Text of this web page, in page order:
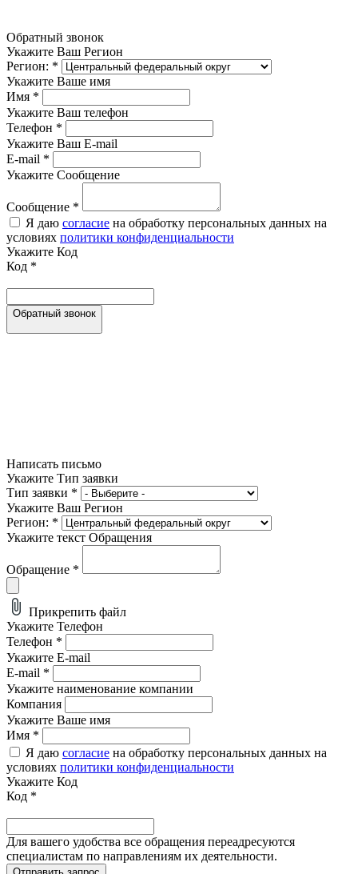
Обратный звонок
Укажите Ваш Регион
Регион: *
Укажите Ваше имя
Имя *
Укажите Ваш телефон
Телефон *
Укажите Ваш E-mail
E-mail *
Укажите Сообщение
Сообщение *
Я даю согласие на обработку персональных данных на
условиях политики конфиденциальности
Укажите Код
Код *
Обратный звонок
Написать письмо
Укажите Тип заявки
Тип заявки *
Укажите Ваш Регион
Регион: *
Укажите текст Обращения
Обращение *
Прикрепить файл
Укажите Телефон
Телефон *
Укажите E-mail
E-mail *
Укажите наименование компании
Компания
Укажите Ваше имя
Имя *
Я даю согласие на обработку персональных данных на
условиях политики конфиденциальности
Укажите Код
Код *
Для вашего удобства все обращения переадресуются
специалистам по направлениям их деятельности.